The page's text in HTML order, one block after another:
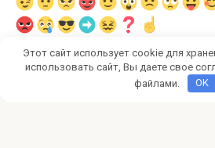
Этот сайт использует Akismet для
Этот сайт использует cookie для
использовать сайт, Вы даете свое
файлами.
OK